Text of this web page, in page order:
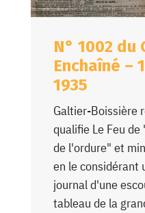
N° 1002 du
Enchaîné –
1935
Galtier-Boissière
qualifie Le Feu
de l'ordure" et
en le considérant
journal d'une
tableau de la